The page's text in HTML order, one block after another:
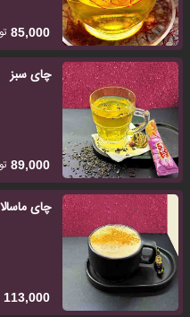
85,000
چای سبز
89,000
چای ماسالا
113,000